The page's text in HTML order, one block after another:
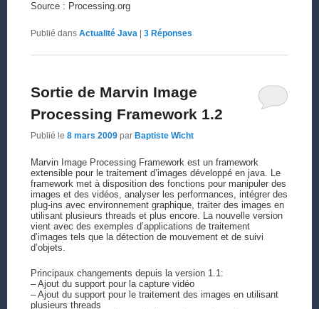
Source : Processing.org
Publié dans Actualité Java | 3Réponses
Sortie de Marvin Image
Processing Framework 1.2
Publié le 8 mars 2009 par Baptiste Wicht
Marvin Image Processing Framework est un framework
extensible pour le traitement d’images développé en java. Le
framework met à disposition des fonctions pour manipuler des
images et des vidéos, analyser les performances, intégrer des
plug-ins avec environnement graphique, traiter des images en
utilisant plusieurs threads et plus encore. La nouvelle version
vient avec des exemples d’applications de traitement
d’images tels que la détection de mouvement et de suivi
d’objets.
Principaux changements depuis la version 1.1:
– Ajout du support pour la capture vidéo
– Ajout du support pour le traitement des images en utilisant
plusieurs threads